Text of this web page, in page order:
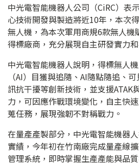
中光電智能機器人公司（CiRC）表
心技術開發與製造將近10年，本次
無人機，為本次軍用商規6款無人機
得標廠商，充分展現自主研發實力
中光電智能機器人說明，得標無人
（AI）目獲與追隨、AI隨點隨追、
訊抗干擾等創新技術，並支援ATAK
力，可因應作戰環境變化，自主快
蒐任務，展現強韌不對稱戰力。
在量產產製部分，中光電智能機器
實績，今年初在竹南廠完成量產線
管理系統，即時掌握生產產能與品